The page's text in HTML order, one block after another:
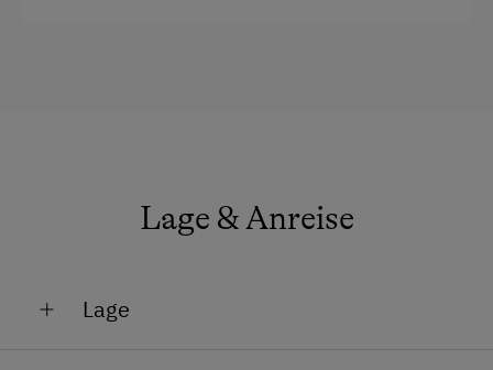
Lage & Anreise
Lage